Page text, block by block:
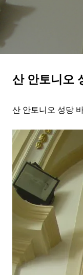
산 안토니오
산 안토니오 성당